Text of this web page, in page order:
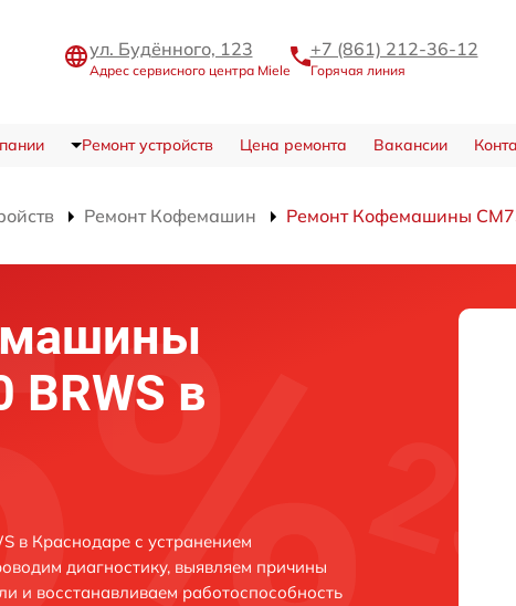
ул. Будённого, 123
Адрес сервисного центра Miele
+7 (861) 212-36-12
Горячая линия
Ремонт устройств Цена ремонта Вакансии
Ремонт Кофемашин Ремонт Кофемашины
BRWS в
в Краснодаре с устранением
диагностику, выявляем причины
и восстанавливаем работоспособность